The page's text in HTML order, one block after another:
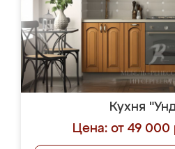
Кухня
Цена: от 49 000